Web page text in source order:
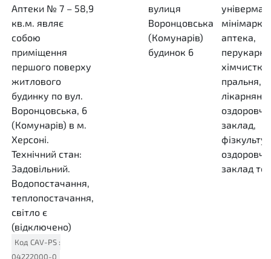
Аптеки № 7 – 58,9
кв.м. являє
собою
приміщення
першого поверху
житлового
будинку по вул.
Воронцовська, 6
(Комунарів) в м.
Херсоні.
Технічний стан:
Задовільний.
Водопостачання,
теплопостачання,
світло є
(відключено)
Код CAV-PS :
04222000-0
вулиця
Воронцовська
(Комунарів)
будинок 6
універмаг,
аптека,
хімчистка,
пральня,
лікарняно-
заклад,
заклад